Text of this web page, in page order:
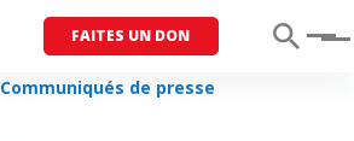
FAITES UN DON Menu
Communiqués de presse